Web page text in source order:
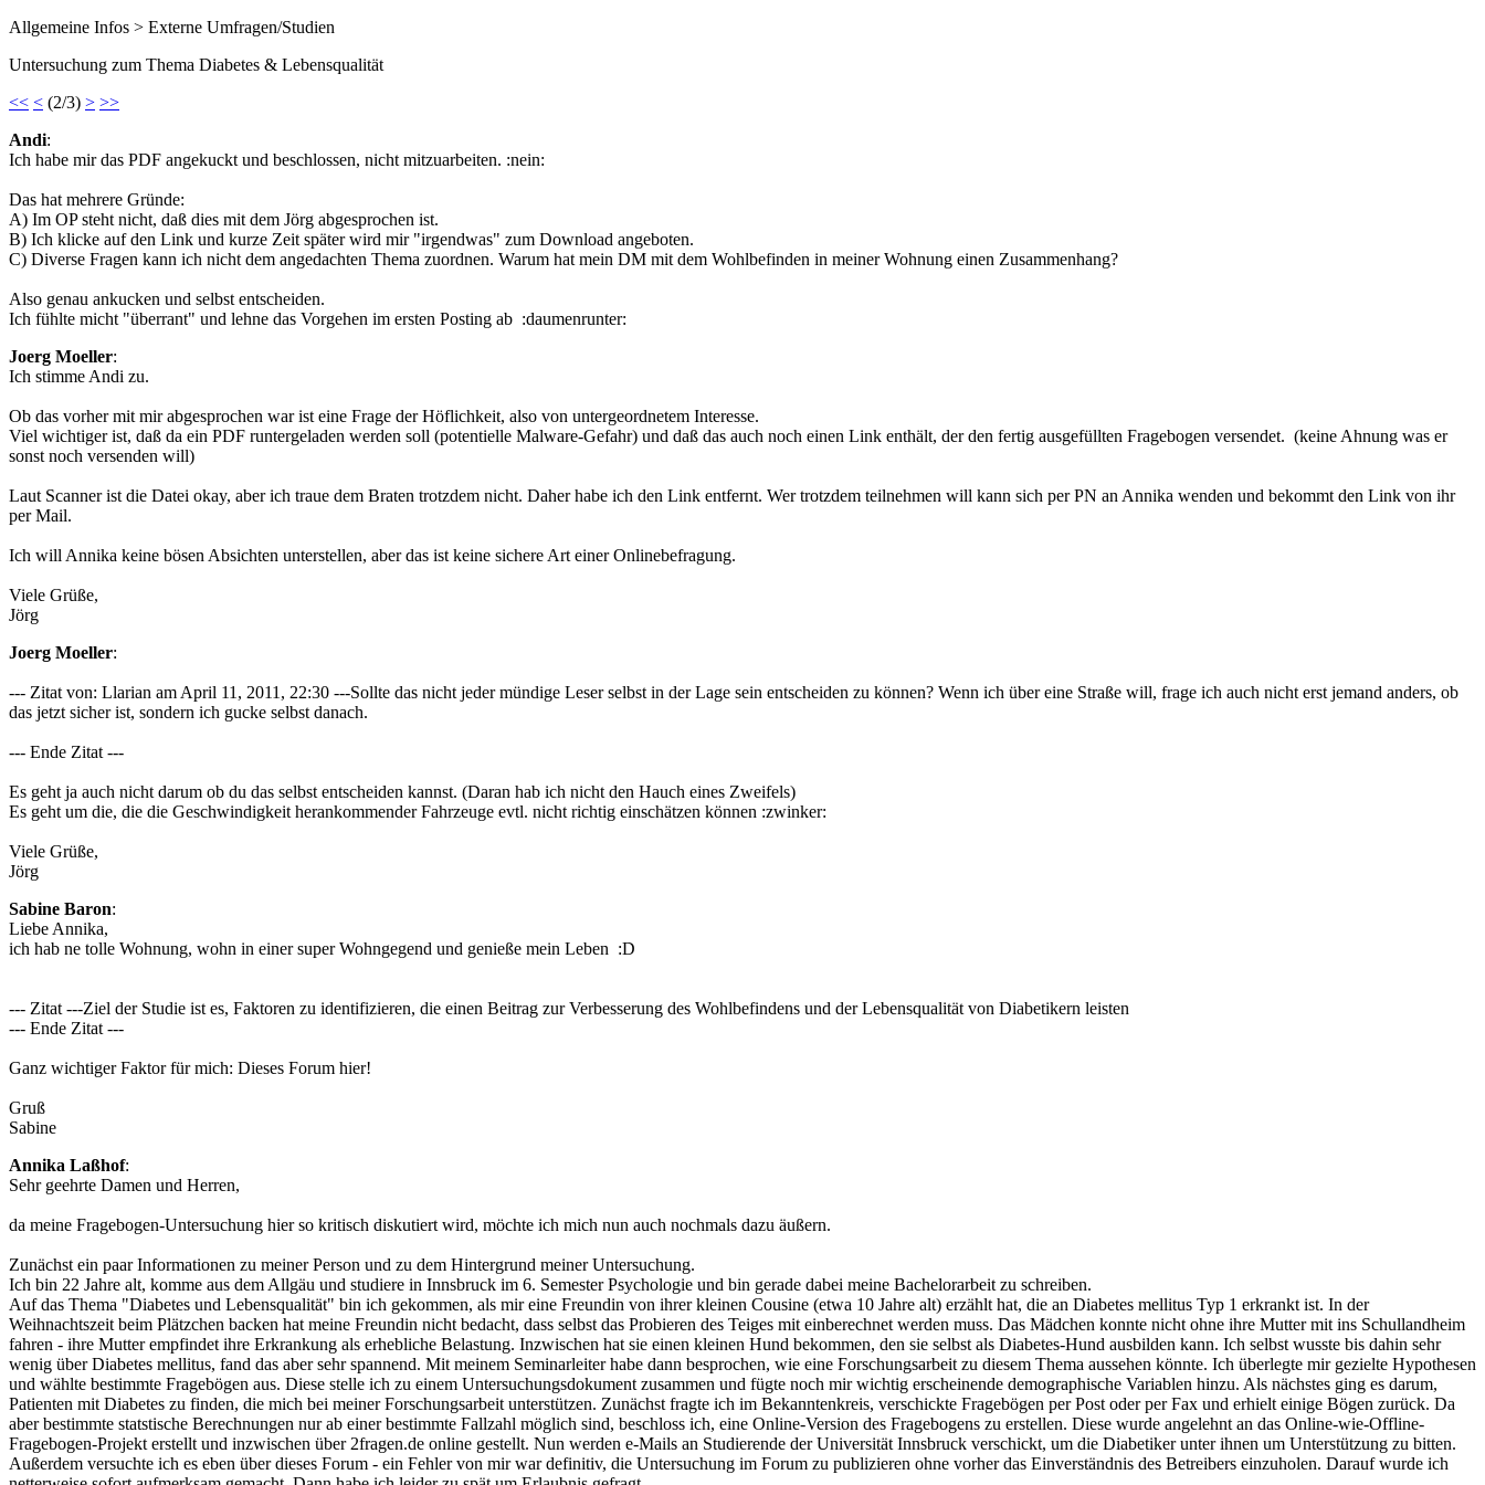
Allgemeine Infos > Externe Umfragen/Studien
Untersuchung zum Thema Diabetes & Lebensqualität
<< < (2/3) > >>
Andi:
Ich habe mir das PDF angekuckt und beschlossen, nicht mitzuarbeiten. :nein:
Das hat mehrere Gründe:
A) Im OP steht nicht, daß dies mit dem Jörg abgesprochen ist.
B) Ich klicke auf den Link und kurze Zeit später wird mir "irgendwas" zum Download angeboten.
C) Diverse Fragen kann ich nicht dem angedachten Thema zuordnen. Warum hat mein DM mit dem Wohlbefinden in meiner Wohnung einen Zusammenhang?
Also genau ankucken und selbst entscheiden.
Ich fühlte micht "überrant" und lehne das Vorgehen im ersten Posting ab :daumenrunter:
Joerg Moeller:
Ich stimme Andi zu.
Ob das vorher mit mir abgesprochen war ist eine Frage der Höflichkeit, also von untergeordnetem Interesse.
Viel wichtiger ist, daß da ein PDF runtergeladen werden soll (potentielle Malware-Gefahr) und daß das auch noch einen Link enthält, der den fertig ausgefüllten Fragebogen versendet. (keine Ahnung was er
sonst noch versenden will)
Laut Scanner ist die Datei okay, aber ich traue dem Braten trotzdem nicht. Daher habe ich den Link entfernt. Wer trotzdem teilnehmen will kann sich per PN an Annika wenden und bekommt den Link von ihr
per Mail.
Ich will Annika keine bösen Absichten unterstellen, aber das ist keine sichere Art einer Onlinebefragung.
Viele Grüße,
Jörg
Joerg Moeller:
--- Zitat von: Llarian am April 11, 2011, 22:30 ---Sollte das nicht jeder mündige Leser selbst in der Lage sein entscheiden zu können? Wenn ich über eine Straße will, frage ich auch nicht erst jemand anders, ob
das jetzt sicher ist, sondern ich gucke selbst danach.
--- Ende Zitat ---
Es geht ja auch nicht darum ob du das selbst entscheiden kannst. (Daran hab ich nicht den Hauch eines Zweifels)
Es geht um die, die die Geschwindigkeit herankommender Fahrzeuge evtl. nicht richtig einschätzen können :zwinker:
Viele Grüße,
Jörg
Sabine Baron:
Liebe Annika,
ich hab ne tolle Wohnung, wohn in einer super Wohngegend und genieße mein Leben :D
--- Zitat ---Ziel der Studie ist es, Faktoren zu identifizieren, die einen Beitrag zur Verbesserung des Wohlbefindens und der Lebensqualität von Diabetikern leisten
--- Ende Zitat ---
Ganz wichtiger Faktor für mich: Dieses Forum hier!
Gruß
Sabine
Annika Laßhof:
Sehr geehrte Damen und Herren,
da meine Fragebogen-Untersuchung hier so kritisch diskutiert wird, möchte ich mich nun auch nochmals dazu äußern.
Zunächst ein paar Informationen zu meiner Person und zu dem Hintergrund meiner Untersuchung.
Ich bin 22 Jahre alt, komme aus dem Allgäu und studiere in Innsbruck im 6. Semester Psychologie und bin gerade dabei meine Bachelorarbeit zu schreiben.
Auf das Thema "Diabetes und Lebensqualität" bin ich gekommen, als mir eine Freundin von ihrer kleinen Cousine (etwa 10 Jahre alt) erzählt hat, die an Diabetes mellitus Typ 1 erkrankt ist. In der
Weihnachtszeit beim Plätzchen backen hat meine Freundin nicht bedacht, dass selbst das Probieren des Teiges mit einberechnet werden muss. Das Mädchen konnte nicht ohne ihre Mutter mit ins Schullandheim
fahren - ihre Mutter empfindet ihre Erkrankung als erhebliche Belastung. Inzwischen hat sie einen kleinen Hund bekommen, den sie selbst als Diabetes-Hund ausbilden kann. Ich selbst wusste bis dahin sehr
wenig über Diabetes mellitus, fand das aber sehr spannend. Mit meinem Seminarleiter habe dann besprochen, wie eine Forschungsarbeit zu diesem Thema aussehen könnte. Ich überlegte mir gezielte Hypothesen
und wählte bestimmte Fragebögen aus. Diese stelle ich zu einem Untersuchungsdokument zusammen und fügte noch mir wichtig erscheinende demographische Variablen hinzu. Als nächstes ging es darum,
Patienten mit Diabetes zu finden, die mich bei meiner Forschungsarbeit unterstützen. Zunächst fragte ich im Bekanntenkreis, verschickte Fragebögen per Post oder per Fax und erhielt einige Bögen zurück. Da
aber bestimmte statstische Berechnungen nur ab einer bestimmte Fallzahl möglich sind, beschloss ich, eine Online-Version des Fragebogens zu erstellen. Diese wurde angelehnt an das Online-wie-Offline-
Fragebogen-Projekt erstellt und inzwischen über 2fragen.de online gestellt. Nun werden e-Mails an Studierende der Universität Innsbruck verschickt, um die Diabetiker unter ihnen um Unterstützung zu bitten.
Außerdem versuchte ich es eben über dieses Forum - ein Fehler von mir war definitiv, die Untersuchung im Forum zu publizieren ohne vorher das Einverständnis des Betreibers einzuholen. Darauf wurde ich